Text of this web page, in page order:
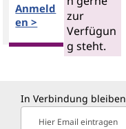
Anmeld
en >
zur
Verfügun
g steht.
In Verbindung bleiben
Hier Email eintragen